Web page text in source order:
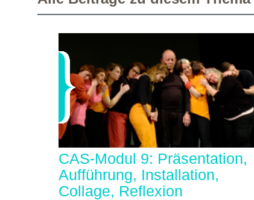
CAS-Modul 9: Präsentation,
Aufführung, Installation,
Collage, Reflexion